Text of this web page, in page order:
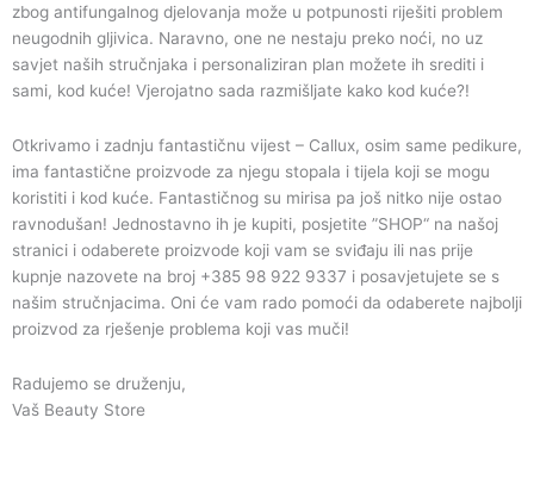
zbog antifungalnog djelovanja može u potpunosti riješiti problem
neugodnih gljivica. Naravno, one ne nestaju preko noći, no uz
savjet naših stručnjaka i personaliziran plan možete ih srediti i
sami, kod kuće! Vjerojatno sada razmišljate kako kod kuće?!
Otkrivamo i zadnju fantastičnu vijest – Callux, osim same pedikure,
ima fantastične proizvode za njegu stopala i tijela koji se mogu
koristiti i kod kuće. Fantastičnog su mirisa pa još nitko nije ostao
ravnodušan! Jednostavno ih je kupiti, posjetite ”SHOP“ na našoj
stranici i odaberete proizvode koji vam se sviđaju ili nas prije
kupnje nazovete na broj +385 98 922 9337 i posavjetujete se s
našim stručnjacima. Oni će vam rado pomoći da odaberete najbolji
proizvod za rješenje problema koji vas muči!
Radujemo se druženju,
Vaš Beauty Store